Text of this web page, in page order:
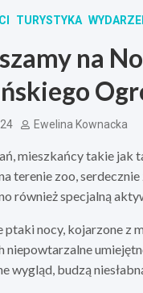
TURYSTYKA
na
Ewelina Kownacka
mieszkańcy takie jak
terenie zoo,
również specjalną
ptaki nocy, kojarzone z
niepowtarzalne
wygląd, budzą